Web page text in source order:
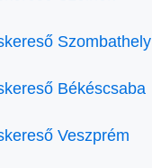
Szombathely
Békéscsaba
Veszprém